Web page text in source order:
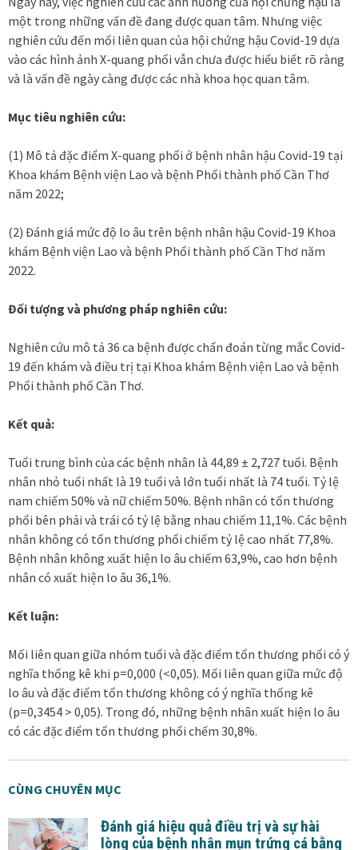
một trong những vấn đề đang được quan tâm. Nhưng việc
nghiên cứu đến mối liên quan của hội chứng hậu Covid-19 dựa
vào các hình ảnh X-quang phổi vẫn chưa được hiểu biết rõ ràng
và là vấn đề ngày càng được các nhà khoa học quan tâm.
Mục tiêu nghiên cứu:
(1) Mô tả đặc điểm X-quang phổi ở bệnh nhân hậu Covid-19 tại
Khoa khám Bệnh viện Lao và bệnh Phổi thành phố Cần Thơ
năm 2022;
(2) Đánh giá mức độ lo âu trên bệnh nhân hậu Covid-19 Khoa
khám Bệnh viện Lao và bệnh Phổi thành phố Cần Thơ năm
2022.
Đối tượng và phương pháp nghiên cứu:
Nghiên cứu mô tả 36 ca bệnh được chẩn đoán từng mắc Covid-
19 đến khám và điều trị tại Khoa khám Bệnh viện Lao và bệnh
Phổi thành phố Cần Thơ.
Kết quả:
Tuổi trung bình của các bệnh nhân là 44,89 ± 2,727 tuổi. Bệnh
nhân nhỏ tuổi nhất là 19 tuổi và lớn tuổi nhất là 74 tuổi. Tỷ lệ
nam chiếm 50% và nữ chiếm 50%. Bệnh nhân có tổn thương
phổi bên phải và trái có tỷ lệ bằng nhau chiếm 11,1%. Các bệnh
nhân không có tổn thương phổi chiếm tỷ lệ cao nhất 77,8%.
Bệnh nhân không xuất hiện lo âu chiếm 63,9%, cao hơn bệnh
nhân có xuất hiện lo âu 36,1%.
Kết luận:
Mối liên quan giữa nhóm tuổi và đặc điểm tổn thương phổi có ý
nghĩa thống kê khi p=0,000 (<0,05). Mối liên quan giữa mức độ
lo âu và đặc điểm tổn thương không có ý nghĩa thống kê
(p=0,3454 > 0,05). Trong đó, những bệnh nhân xuất hiện lo âu
có các đặc điểm tổn thương phổi chếm 30,8%.
CÙNG CHUYÊN MỤC
Đánh giá hiệu quả điều trị và sự hài
lòng của bệnh nhân mụn trứng cá bằng